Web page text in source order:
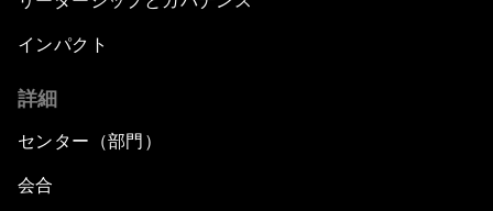
インパクト
詳細
センター（部門）
会合